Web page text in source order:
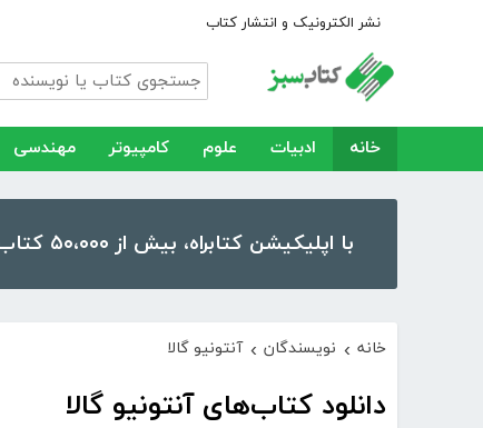
نشر الکترونیک و انتشار کتاب
خانه ادبیات علوم کامپیوتر مهندسی
با اپلیکیشن کتابراه، بیش از ۵۰،۰۰۰ کتاب، کتاب صوتی و رمان را در موبایل و تبلت خود داشته باشید!
خانه › نویسندگان › آنتونیو گالا
دانلود کتاب‌های آنتونیو گالا